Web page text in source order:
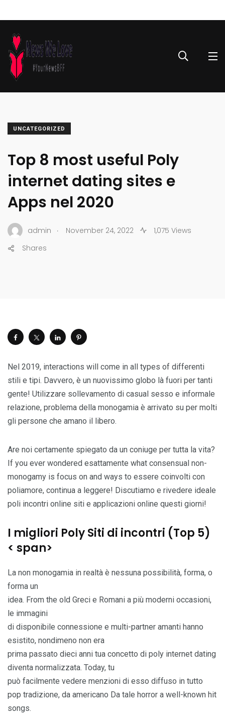
UNCATEGORIZED
Top 8 most useful Poly
internet dating sites e
Apps nel 2020
admin . November 24, 2022
1,075 Views
Shares
Nel 2019, interactions will come in all types of differenti
stili e tipi. Davvero, è un nuovissimo globo là fuori per tanti
gente! Utilizzare sollevamento di casual sesso e informale
relazione, problema della monogamia è arrivato su per molti
gli persone che amano il libero.
Are noi certamente spiegato da un coniuge per tutta la vita?
If you ever wondered esattamente what consensual non-
monogamy is focus on and ways to essere coinvolti con
poliamore, continua a leggere! Discutiamo e rivedere ideale
poli incontri online siti e applicazioni online questi giorni!
I migliori Poly Siti di incontri (Top 5)
< span>
La non monogamia in realtà è nessuna possibilità, forma, o
forma un
idea. From the old Greci e Romani a più moderni occasioni,
le immagini
di disponibile connessione e multi-partner amanti hanno
esistito, nondimeno non era
prima passato dieci anni tua concetto di poly internet dating
diventa normalizzata. Today, tu
può facilmente vedere menzioni di esso diffuso in tutto
pop tradizione, da americano Da tale horror a well-known hit
songs.